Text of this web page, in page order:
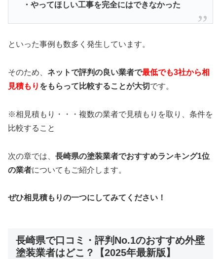
・やってほしい工事を完全にはできなかった
といった事例も数多く発生しています。
そのため、 ネットで評判の良い業者で最低でも3社から相
見積もり をもらって比較することが大切 です。
※相見積もり・・・複数の業者で見積もりを取り、条件を
比較すること
次の章では、 長崎県の塗装業者でおすすめランキング1位
の業者についてもご紹介します。
ぜひ相見積もりの一つにしてみてください！
長崎県で口コミ・評判No.1のおすすめ外壁
塗装業者はどこ？【2025年最新版】